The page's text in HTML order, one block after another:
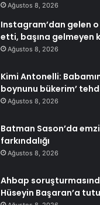
Ağustos 8, 2026
Instagram’dan gelen
etti, başına gelmeyen
Ağustos 8, 2026
Kimi Antonelli:
boynunu bükerim’
Ağustos 8, 2026
Batman Sason’da
farkındalığı
Ağustos 8, 2026
Ahbap
Hüseyin Başaran’a